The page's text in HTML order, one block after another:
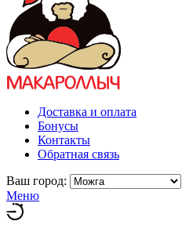
Доставка и оплата
Бонусы
Контакты
Обратная связь
Ваш город:
Меню